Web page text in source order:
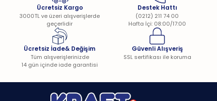
Ücretsiz Kargo
3000TL ve üzeri alışverişlerde
geçerlidir
Destek Hattı
(0212) 211 74 00
Hafta İçi: 08:00/17:00
Ücretsiz İade& Değişim
Tüm alışverişlerinizde
14 gün içinde iade garantisi
Güvenli Alışveriş
SSL sertifikası ile koruma